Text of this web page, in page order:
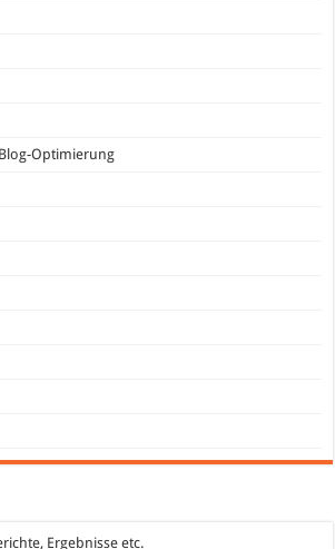
Blog-Optimierung
Ergebnisse etc.